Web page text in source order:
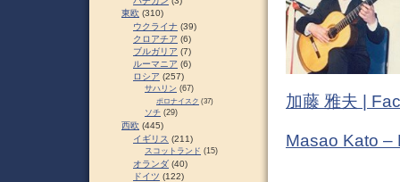
加藤 雅夫 |
Masao Kato –
東欧 (310)
ウクライナ (39)
クロアチア (6)
ブルガリア (7)
ルーマニア (6)
ロシア (257)
サハリン (67)
ポロナイスク (37)
ソチ (29)
西欧 (445)
イギリス (211)
スコットランド (15)
オランダ (40)
ドイツ (122)